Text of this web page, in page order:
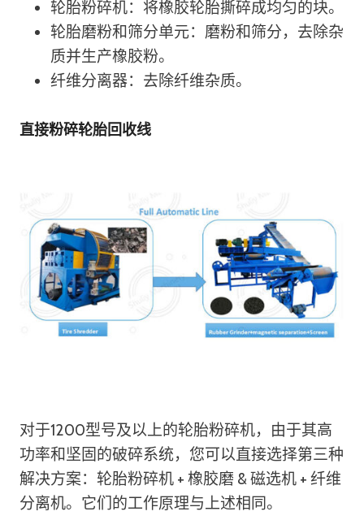
轮胎粉碎机：将橡胶轮胎撕碎成均匀的块。
轮胎磨粉和筛分单元：磨粉和筛分，去除杂
质并生产橡胶粉。
纤维分离器：去除纤维杂质。
直接粉碎轮胎回收线
对于1200型号及以上的轮胎粉碎机，由于其高
功率和坚固的破碎系统，您可以直接选择第三种
解决方案：轮胎粉碎机 + 橡胶磨 & 磁选机 + 纤维
分离机。它们的工作原理与上述相同。